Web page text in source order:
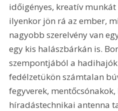
időigényes, kreatív
ilyenkor jön rá az ember,
nagyobb szerelvény van
egy kis halászbárkán is.
szempontjából a
fedélzetükön számtalan
fegyverek,
híradástechnikai antenna